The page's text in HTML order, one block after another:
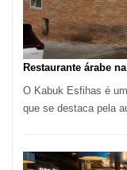
Taboão
da
Serra
SP
Restaurante árabe
O Kabuk Esfihas é
que se destaca pela